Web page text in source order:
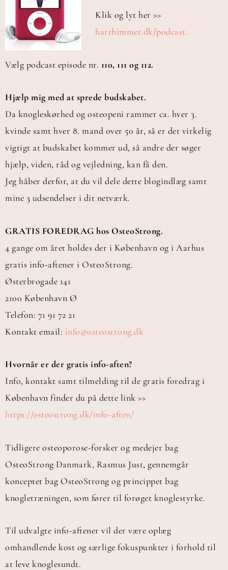
Klik og lyt her >>
harthimmer.dk/podcast.
Vælg podcast episode nr. 110, 111 og 112.
Hjælp mig med at sprede budskabet.
Da knogleskørhed og osteopeni rammer ca. hver 3.
kvinde samt hver 8. mand over 50 år, så er det virkelig
vigtigt at budskabet kommer ud, så andre der søger
hjælp, viden, råd og vejledning, kan få den.
Jeg håber derfor, at du vil dele dette blogindlæg samt
mine 3 udsendelser i dit netværk.
GRATIS FOREDRAG hos OsteoStrong.
4 gange om året holdes der i København og i Aarhus
gratis info-aftener i OsteoStrong.
Østerbrogade 141
2100 København Ø
Telefon: 71 91 72 21
Kontakt email: info@osteostrong.dk
Hvornår er der gratis info-aften?
Info, kontakt samt tilmelding til de gratis foredrag i
København finder du på dette link >>
https://osteostrong.dk/info-aften/
Tidligere osteoporose-forsker og medejer bag
OsteoStrong Danmark, Rasmus Just, gennemgår
konceptet bag OsteoStrong og princippet bag
knogletræningen, som fører til forøget knoglestyrke.
Til udvalgte info-aftener vil der være oplæg
omhandlende kost og særlige fokuspunkter i forhold til
at leve knoglesundt.